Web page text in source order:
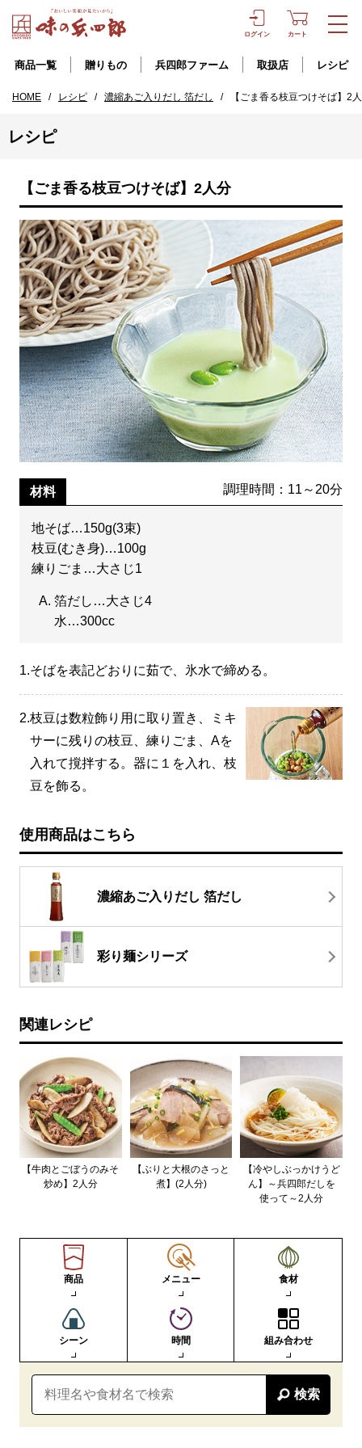
ログイン カート
商品一覧 贈りもの 兵四郎ファーム 取扱店 レシピ
HOME / レシピ / 濃縮あご入りだし 箔だし / 【ごま香る枝豆つけそば】2
レシピ
【ごま香る枝豆つけそば】2人分
材料 調理時間：11～20分
地そば…150g(3束)
枝豆(むき身)…100g
練りごま…大さじ1
箔だし…大さじ4
水…300cc
1.そばを表記どおりに茹で、氷水で締める。
2.枝豆は数粒飾り用に取り置き、ミキ
サーに残りの枝豆、練りごま、Aを
入れて撹拌する。器に１を入れ、枝
豆を飾る。
使用商品はこちら
濃縮あご入りだし 箔だし
彩り麺シリーズ
関連レシピ
【牛肉とごぼうのみそ
炒め】2人分
【ぶりと大根のさっと
煮】(2人分)
【冷やしぶっかけうど
ん】～兵四郎だしを
使って～2人分
商品 メニュー 食材
シーン 時間 組み合わせ
検索